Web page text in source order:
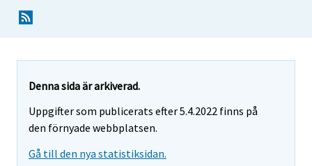
Denna sida är arkiverad.
Uppgifter som publicerats efter 5.4.2022 finns på
den förnyade webbplatsen.
Gå till den nya statistiksidan.